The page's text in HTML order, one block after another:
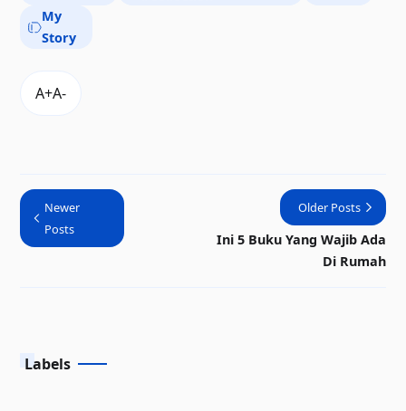
My
Story
Newer
Posts
Older Posts
Ini 5 Buku Yang Wajib Ada
Di Rumah
Labels